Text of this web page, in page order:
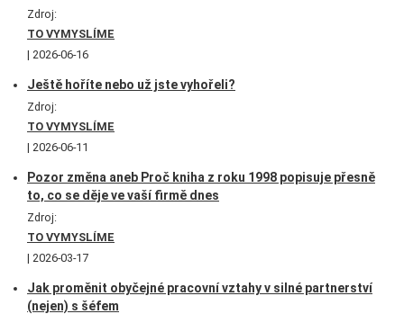
Zdroj:
TO VYMYSLÍME
2026-06-16
Ještě hoříte nebo už jste vyhořeli?
Zdroj:
TO VYMYSLÍME
2026-06-11
Pozor změna aneb Proč kniha z roku 1998 popisuje přesně
to, co se děje ve vaší firmě dnes
Zdroj:
TO VYMYSLÍME
2026-03-17
Jak proměnit obyčejné pracovní vztahy v silné partnerství
(nejen) s šéfem